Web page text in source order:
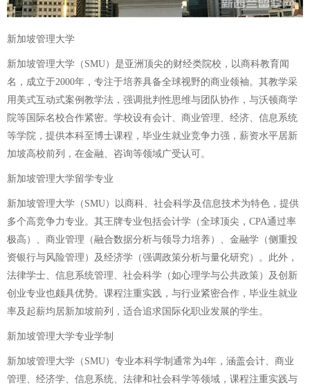
新加坡管理大学
新加坡管理大学（SMU）是亚洲顶尖的财经类院校，以商科教育闻
名，成立于2000年，专注于培养具备全球视野的商业领袖。其教学采
用美式互动式案例教学法，强调批判性思维与团队协作，与沃顿商学
院等国际名校合作紧密。学校设有会计、商业管理、经济、信息系统
等学院，提供本科至博士课程，毕业生就业竞争力强，薪资水平居新
加坡高校前列，在金融、咨询等领域广受认可。
新加坡管理大学留学专业
新加坡管理大学（SMU）以商科、社会科学及信息技术为特色，提供
多个高竞争力专业。其王牌专业包括会计学（全球顶尖，CPA通过率
极高）、商业管理（融合数据分析与领导力培养）、金融学（侧重投
资银行与风险管理）及经济学（强调政策分析与量化研究）。此外，
法律学士、信息系统管理、社会科学（如心理学与公共政策）及创新
创业专业也颇具优势。课程注重实践，与行业紧密合作，毕业生就业
率及起薪均居新加坡前列，适合追求国际化职业发展的学生。
新加坡管理大学专业学制
新加坡管理大学（SMU）专业本科学制通常为4年，涵盖会计、商业
管理、经济学、信息系统、法律和社会科学等领域，课程注重实践与